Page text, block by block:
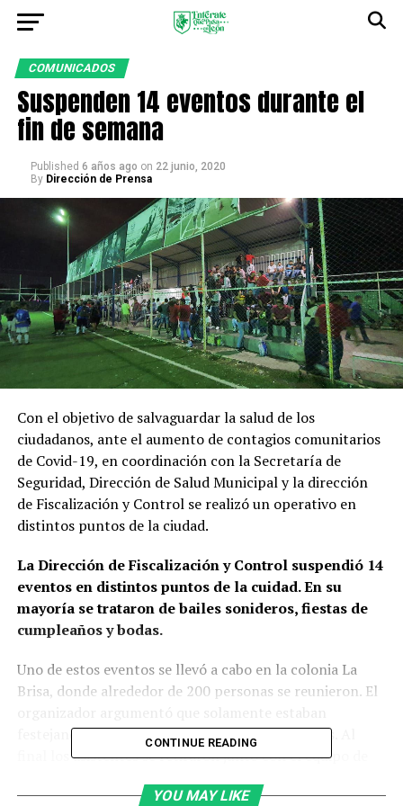
COMUNICADOS
Suspenden 14 eventos durante el
fin de semana
Published 6 años ago on 22 junio, 2020
By Dirección de Prensa
Con el objetivo de salvaguardar la salud de los
ciudadanos, ante el aumento de contagios comunitarios
de Covid-19, en coordinación con la Secretaría de
Seguridad, Dirección de Salud Municipal y la dirección
de Fiscalización y Control se realizó un operativo en
distintos puntos de la ciudad.
La Dirección de Fiscalización y Control suspendió 14
eventos en distintos puntos de la cuidad. En su
mayoría se trataron de bailes sonideros, fiestas de
cumpleaños y bodas.
Uno de estos eventos se llevó a cabo en la colonia La
Brisa, donde alrededor de 200 personas se reunieron. El
festejando el cumpleaños de su hija de ocho años. Al
final los asistentes se retiraron junto con el equipo de
CONTINUE READING
YOU MAY LIKE